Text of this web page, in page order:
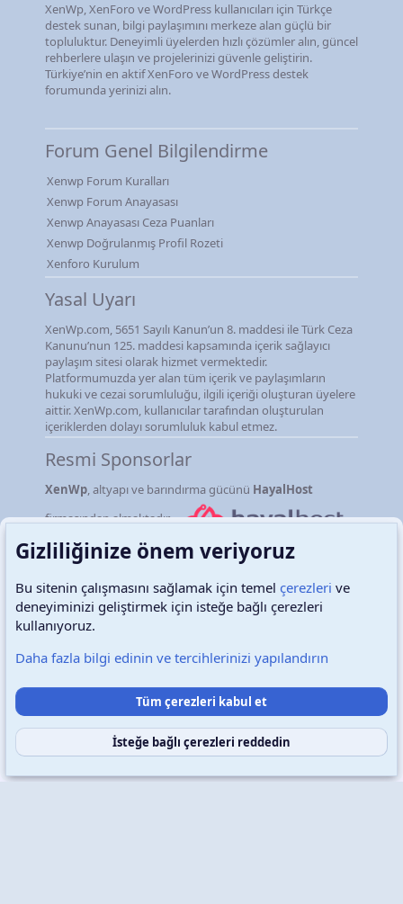
XenWp, XenForo ve WordPress kullanıcıları için Türkçe
destek sunan, bilgi paylaşımını merkeze alan güçlü bir
topluluktur. Deneyimli üyelerden hızlı çözümler alın, güncel
rehberlere ulaşın ve projelerinizi güvenle geliştirin.
Türkiye’nin en aktif XenForo ve WordPress destek
forumunda yerinizi alın.
Forum Genel Bilgilendirme
Xenwp Forum Kuralları
Xenwp Forum Anayasası
Xenwp Anayasası Ceza Puanları
Xenwp Doğrulanmış Profil Rozeti
Xenforo Kurulum
Yasal Uyarı
XenWp.com, 5651 Sayılı Kanun’un 8. maddesi ile Türk Ceza
Kanunu’nun 125. maddesi kapsamında içerik sağlayıcı
paylaşım sitesi olarak hizmet vermektedir.
Platformumuzda yer alan tüm içerik ve paylaşımların
hukuki ve cezai sorumluluğu, ilgili içeriği oluşturan üyelere
aittir. XenWp.com, kullanıcılar tarafından oluşturulan
içeriklerden dolayı sorumluluk kabul etmez.
Resmi Sponsorlar
XenWp, altyapı ve barındırma gücünü HayalHost
firmasından almaktadır.
Türkçe (TR) Çerezler
Destek talepleri Bize ulaşın Şartlar ve kurallar
Gizlilik politikası Yardım Ana sayfa
S
Copyright © 2026 XenWp Telif Hakları Saklıdır
Gizliliğinize önem veriyoruz
Bu sitenin çalışmasını sağlamak için temel çerezleri ve
deneyiminizi geliştirmek için isteğe bağlı çerezleri
kullanıyoruz.
Daha fazla bilgi edinin ve tercihlerinizi yapılandırın
Tüm çerezleri kabul et
İsteğe bağlı çerezleri reddedin